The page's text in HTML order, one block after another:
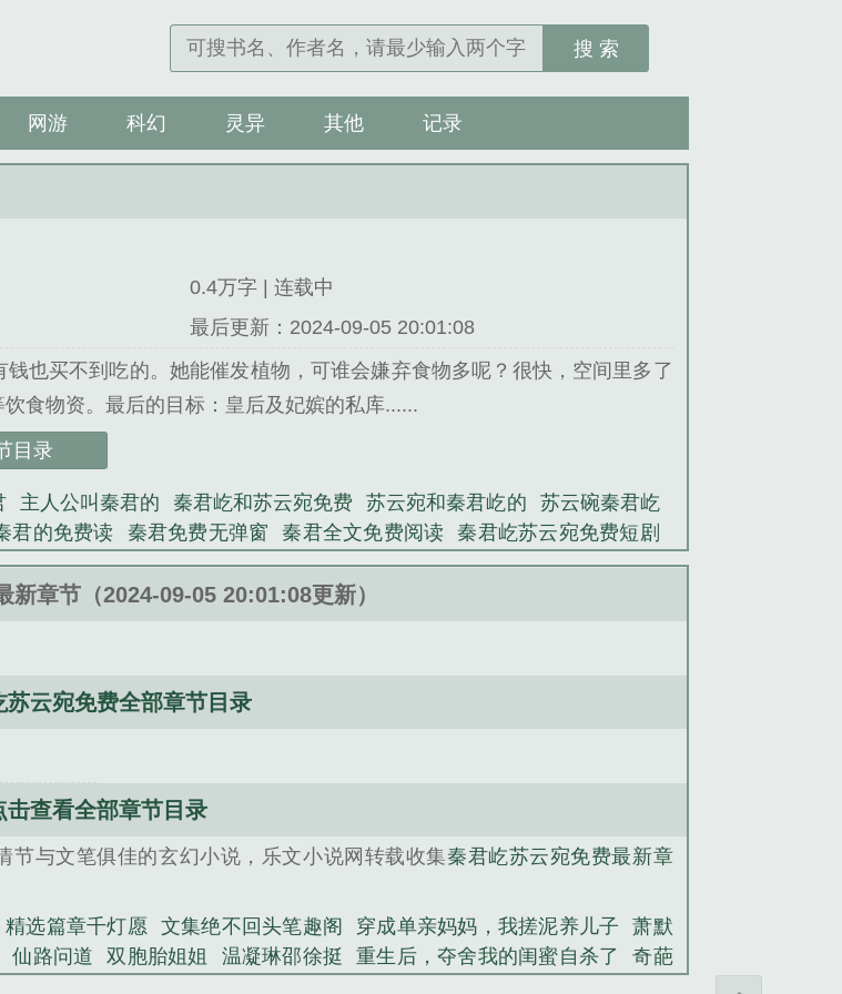
搜 索
网游 科幻 灵异 其他 记录
0.4万字 | 连载中
最后更新：2024-09-05 20:01:08
也买不到吃的。她能催发植物，可谁会嫌弃食物多呢？很快，空间里多了
食物资。最后的目标：皇后及妃嫔的私库......
屹精心创作的玄幻类小说。
目录
主人公叫秦君的 秦君屹和苏云宛免费 苏云宛和秦君屹的
苏云碗秦君屹
君的免费读 秦君免费无弹窗 秦君全文免费阅读
秦君屹苏云宛免费短剧
新 秦君霆云雪全文免费阅读 苏云宛和秦君屹名字叫什么 叫秦君的 秦君
苏云苑秦君屹在线阅读免费 哪本主角叫秦君
卡牌世界大冒险 双胞胎姐姐
的事!
新章节（2024-09-05 20:01:08更新）
苏云宛免费全部章节目录
击查看全部章节目录
节与文笔俱佳的玄幻小说，乐文小说网转载收集秦君屹苏云宛免费最新章
精选篇章千灯愿 文集绝不回头笔趣阁 穿成单亲妈妈，我搓泥养儿子
萧默
仙路问道 双胞胎姐姐 温凝琳邵徐挺 重生后，夺舍我的闺蜜自杀了
奇葩